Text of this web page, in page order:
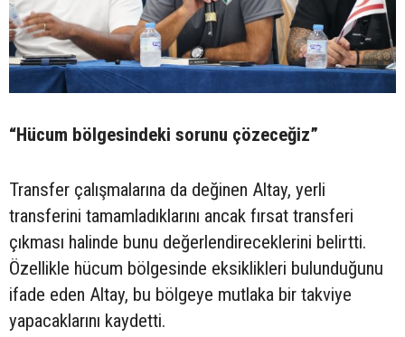
“Hücum bölgesindeki sorunu çözeceğiz”
Transfer çalışmalarına da değinen Altay, yerli
transferini tamamladıklarını ancak fırsat transferi
çıkması halinde bunu değerlendireceklerini belirtti.
Özellikle hücum bölgesinde eksiklikleri bulunduğunu
ifade eden Altay, bu bölgeye mutlaka bir takviye
yapacaklarını kaydetti.